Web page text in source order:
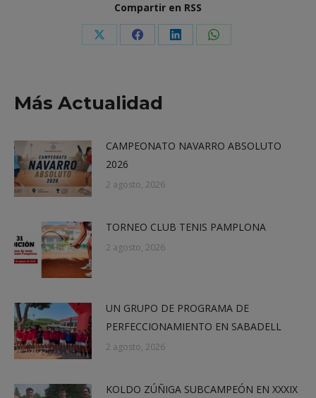
Compartir en RSS
Share Share Share Share
Más Actualidad
CAMPEONATO NAVARRO ABSOLUTO
2026
2 agosto, 2026
TORNEO CLUB TENIS PAMPLONA
2 agosto, 2026
UN GRUPO DE PROGRAMA DE
PERFECCIONAMIENTO EN SABADELL
2 agosto, 2026
KOLDO ZÚÑIGA SUBCAMPEÓN EN XXXIX